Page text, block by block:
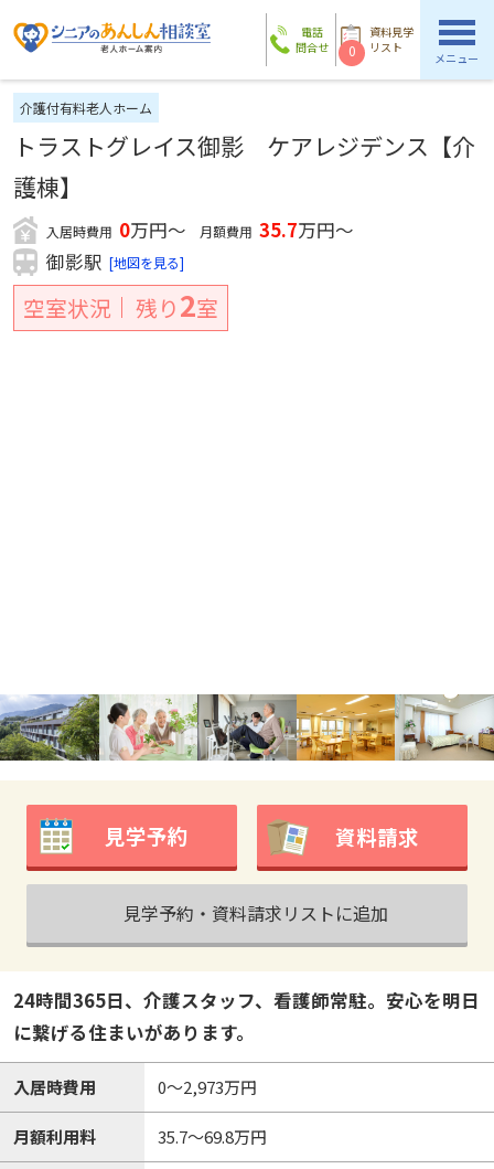
電話
問合せ
資料見学
リスト
0 メニュー
介護付有料老人ホーム
トラストグレイス御影 ケアレジデンス【介
護棟】
入居時費用 0万円～ 月額費用 35.7万円～
御影駅 [地図を見る]
空室状況 残り2室
見学予約 資料請求
見学予約・資料請求リストに追加
24時間365日、介護スタッフ、看護師常駐。安心を明日
に繋げる住まいがあります。
入居時費用 0～2,973万円
月額利用料 35.7～69.8万円